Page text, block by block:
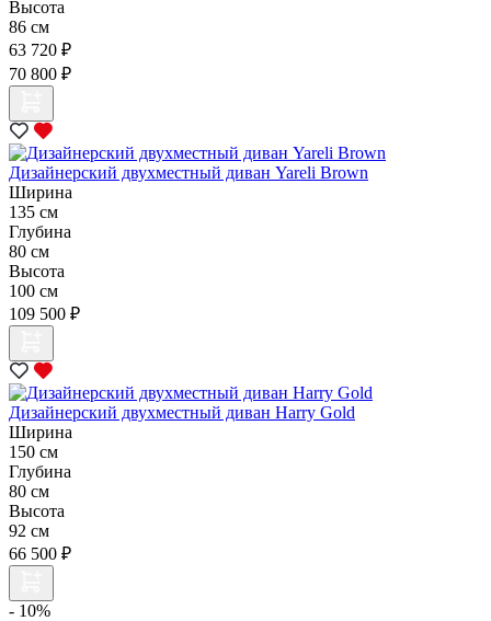
Высота
86 см
63 720 ₽
70 800 ₽
Дизайнерский двухместный диван Yareli Brown
Ширина
135 см
Глубина
80 см
Высота
100 см
109 500 ₽
Дизайнерский двухместный диван Harry Gold
Ширина
150 см
Глубина
80 см
Высота
92 см
66 500 ₽
- 10%